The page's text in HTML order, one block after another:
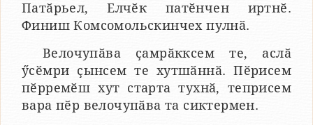
Патӑрьел, Елчӗк патӗнчен иртнӗ.
Финиш Комсомольскинчех пулнӑ.
Велочупӑва ҫамрӑкксем те, аслӑ
ӳсӗмри ҫынсем те хутшӑннӑ. Пӗрисем
пӗрремӗш хут старта тухнӑ, теприсем
вара пӗр велочупӑва та сиктермен.